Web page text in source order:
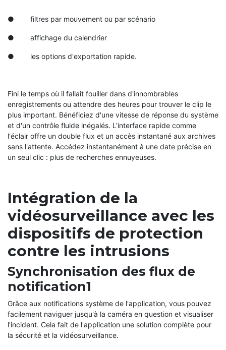
● filtres par mouvement ou par scénario
● affichage du calendrier
● les options d'exportation rapide.
Fini le temps où il fallait fouiller dans d'innombrables
enregistrements ou attendre des heures pour trouver le clip le
plus important. Bénéficiez d'une vitesse de réponse du système
et d'un contrôle fluide inégalés. L'interface rapide comme
l'éclair offre un double flux et un accès instantané aux archives
sans l'attente. Accédez instantanément à une date précise en
un seul clic : plus de recherches ennuyeuses.
Intégration de la
vidéosurveillance avec les
dispositifs de protection
contre les intrusions
Synchronisation des flux de
notification1
Grâce aux notifications système de l'application, vous pouvez
facilement naviguer jusqu'à la caméra en question et visualiser
l'incident. Cela fait de l'application une solution complète pour
la sécurité et la vidéosurveillance.